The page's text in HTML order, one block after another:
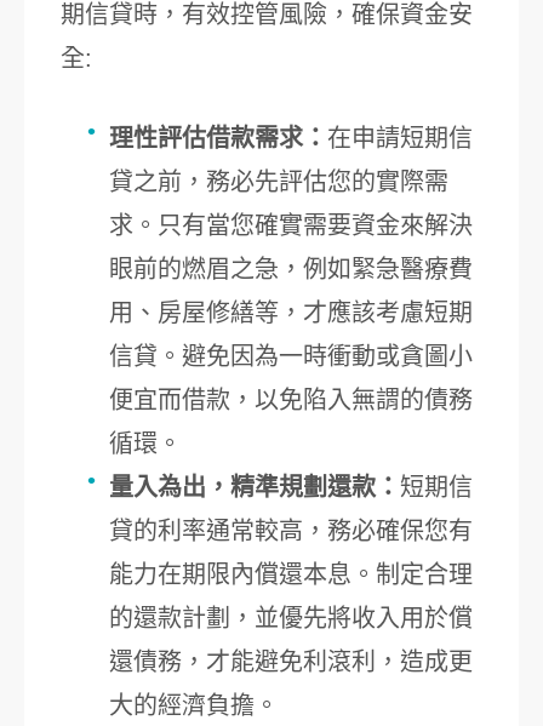
期信貸時，有效控管風險，確保資金安
全:
理性評估借款需求： 在申請短期信
貸之前，務必先評估您的實際需
求。只有當您確實需要資金來解決
眼前的燃眉之急，例如緊急醫療費
用、房屋修繕等，才應該考慮短期
信貸。避免因為一時衝動或貪圖小
便宜而借款，以免陷入無謂的債務
循環。
量入為出，精準規劃還款： 短期信
貸的利率通常較高，務必確保您有
能力在期限內償還本息。制定合理
的還款計劃，並優先將收入用於償
還債務，才能避免利滾利，造成更
大的經濟負擔。